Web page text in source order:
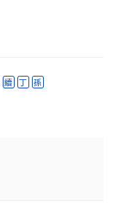
續 丁 孫